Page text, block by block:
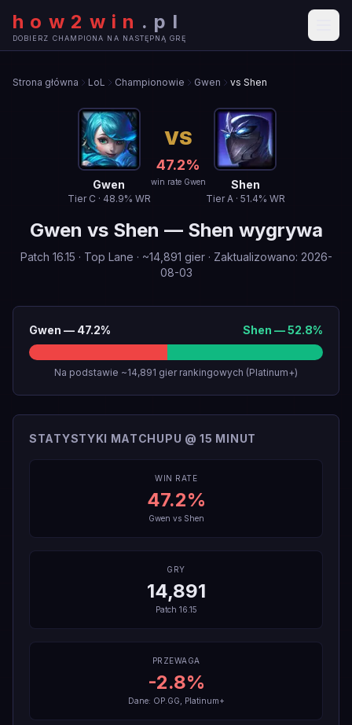
how2win . pl
DOBIERZ CHAMPIONA NA NASTĘPNĄ GRĘ
Strona główna LoL Championowie Gwen vs Shen
Gwen
Tier C · 48.9% WR
VS
47.2%
win rate Gwen Shen
TierA· 51.4% WR
Gwen vs Shen — Shen wygrywa
Patch 16.15 · Top Lane · ~14,891 gier· Zaktualizowano: 2026-
08-03
Gwen — 47.2% Shen —52.8%
Na podstawie ~14,891 gier rankingowych (Platinum+)
STATYSTYKI MATCHUPU @ 15 MINUT
WIN RATE
47.2%
Gwen vs Shen
GRY
14,891
Patch 16.15
PRZEWAGA
-2.8%
Dane: OP.GG, Platinum+